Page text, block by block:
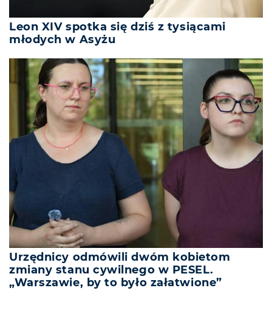
Leon XIV spotka się dziś z tysiącami
młodych w Asyżu
Urzędnicy odmówili dwóm kobietom
zmiany stanu cywilnego w PESEL.
„Warszawie, by to było załatwione”